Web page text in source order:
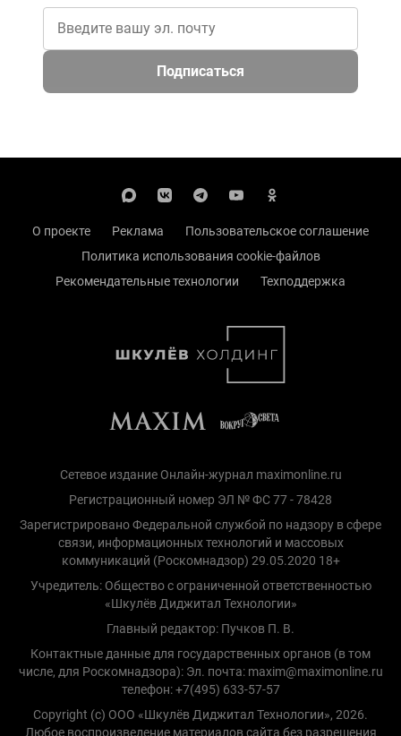
Подписаться
О проекте Реклама
Пользовательское соглашение
Политика использования cookie-файлов
Рекомендательные технологии
Техподдержка
Сетевое издание Онлайн-журнал maximonline.ru
Регистрационный номер ЭЛ № ФС 77 - 78428
Зарегистрировано Федеральной службой по надзору в сфере
связи, информационных технологий и массовых
коммуникаций (Роскомнадзор) 29.05.2020 18+
Учредитель: Общество с ограниченной ответственностью
«Шкулёв Диджитал Технологии»
Главный редактор: Пучков П. В.
Контактные данные для государственных органов (в том
числе, для Роскомнадзора): Эл. почта: maxim@maximonline.ru
телефон: +7(495) 633-57-57
Copyright (с) ООО «Шкулёв Диджитал Технологии», 2026.
Любое воспроизведение материалов сайта без разрешения